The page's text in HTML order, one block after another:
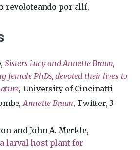
revoloteando por allí.
Sisters Lucy and Annette Braun,
female PhDs, devoted their lives to
, University of Cincinatti
Annette Braun, Twitter, 3
and John A. Merkle,
larval host plant for